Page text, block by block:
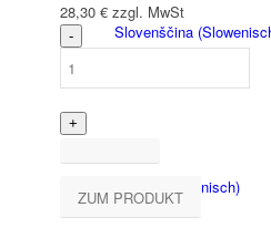
Slovenščina(
Spanisch)
28,30 € zzgl. MwSt
ZUM PRODUKT